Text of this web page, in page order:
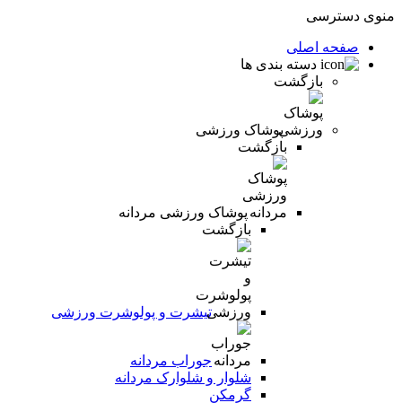
منوی دسترسی
صفحه اصلی
دسته بندی ها
بازگشت
پوشاک ورزشی
بازگشت
پوشاک ورزشی مردانه
بازگشت
تیشرت و پولوشرت ورزشی
جوراب مردانه
شلوار و شلوارک مردانه
گرمکن